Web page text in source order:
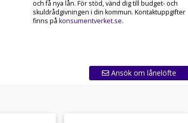
och få nya lån. För stöd, vänd dig till budget- och
skuldrådgivningen i din kommun. Kontaktuppgifter
finns på konsumentverket.se.
Ansök om lånelöfte